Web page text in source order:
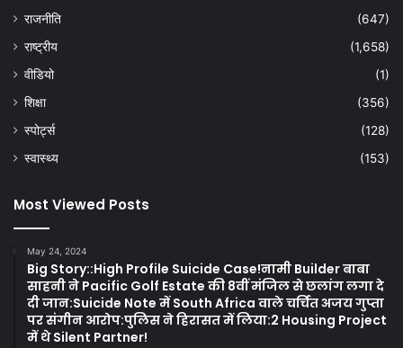
राजनीति
(647)
राष्ट्रीय
(1,658)
वीडियो
(1)
शिक्षा
(356)
स्पोर्ट्स
(128)
स्वास्थ्य
(153)
Most Viewed Posts
May 24, 2024
Big Story::High Profile Suicide Case!नामी Builder बाबा
साहनी ने Pacific Golf Estate की 8वीं मंजिल से छलांग लगा दे
दी जान:Suicide Note में South Africa वाले चर्चित अजय गुप्ता
पर संगीन आरोप:पुलिस ने हिरासत में लिया:2 Housing Project
में थे Silent Partner!